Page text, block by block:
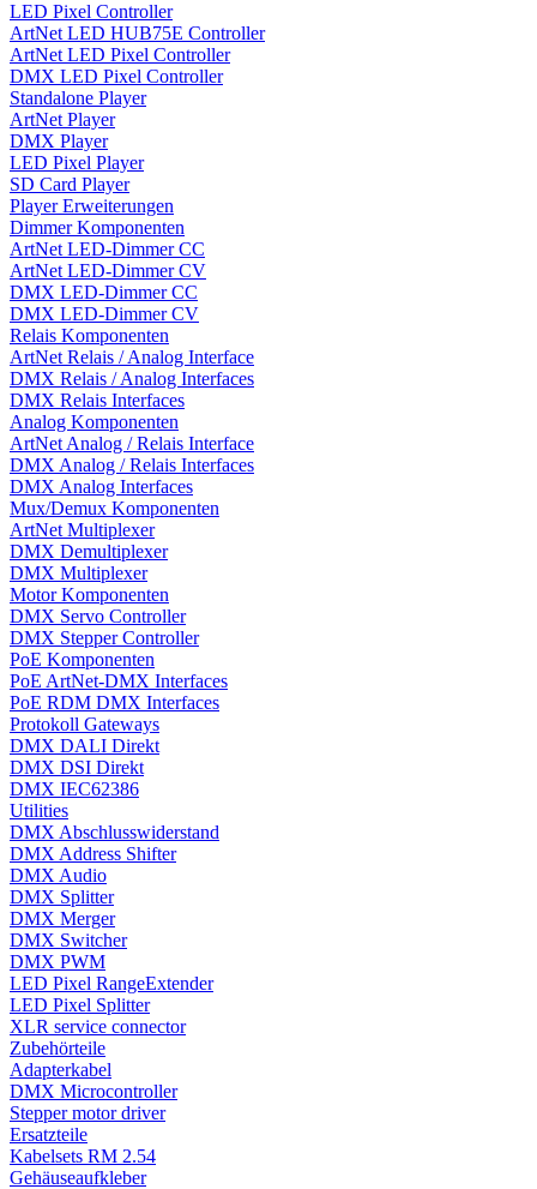
LED Pixel Controller
ArtNet LED HUB75E Controller
ArtNet LED Pixel Controller
DMX LED Pixel Controller
Standalone Player
ArtNet Player
DMX Player
LED Pixel Player
SD Card Player
Player Erweiterungen
Dimmer Komponenten
ArtNet LED-Dimmer CC
ArtNet LED-Dimmer CV
DMX LED-Dimmer CC
DMX LED-Dimmer CV
Relais Komponenten
ArtNet Relais / Analog Interface
DMX Relais / Analog Interfaces
DMX Relais Interfaces
Analog Komponenten
ArtNet Analog / Relais Interface
DMX Analog / Relais Interfaces
DMX Analog Interfaces
Mux/Demux Komponenten
ArtNet Multiplexer
DMX Demultiplexer
DMX Multiplexer
Motor Komponenten
DMX Servo Controller
DMX Stepper Controller
PoE Komponenten
PoE ArtNet-DMX Interfaces
PoE RDM DMX Interfaces
Protokoll Gateways
DMX DALI Direkt
DMX DSI Direkt
DMX IEC62386
Utilities
DMX Abschlusswiderstand
DMX Address Shifter
DMX Audio
DMX Splitter
DMX Merger
DMX Switcher
DMX PWM
LED Pixel RangeExtender
LED Pixel Splitter
XLR service connector
Zubehörteile
Adapterkabel
DMX Microcontroller
Stepper motor driver
Ersatzteile
Kabelsets RM 2.54
Gehäuseaufkleber